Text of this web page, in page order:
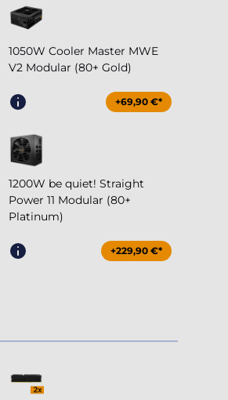
1050W Cooler Master MWE
V2 Modular (80+ Gold)
+69,90 €*
1200W be quiet! Straight
Power 11 Modular (80+
Platinum)
+229,90 €*